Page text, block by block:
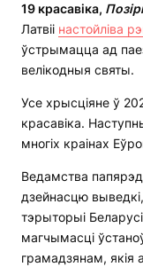
19 красавіка,
Латвіі настойліва
ўстрымацца ад
велікодныя святы.
Усе хрысціяне ў
красавіка.
многіх краінах
Ведамства
дзейнасцю
тэрыторыі
магчымасці
грамадзянам, якія